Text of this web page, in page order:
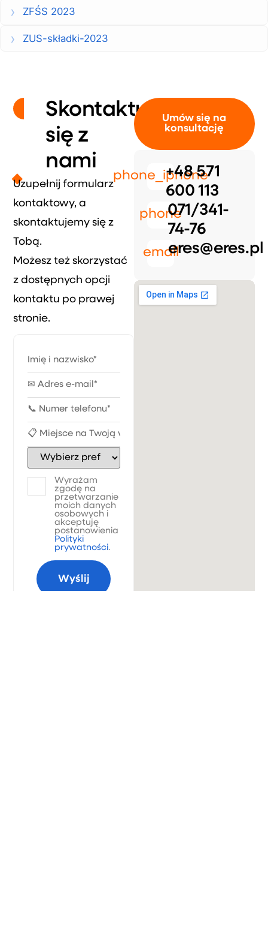
ZFŚS 2023
ZUS-składki-2023
Skontaktuj
się z
nami
Uzupełnij formularz
kontaktowy, a
skontaktujemy się z
Tobą.
Możesz też skorzystać
z dostępnych opcji
kontaktu po prawej
stronie.
Wyrażam
zgodę na
przetwarzanie
moich danych
osobowych i
akceptuję
postanowienia
Polityki
prywatności.
Umów się na
konsultację
phone_iphone
+48 571
600 113
phone071/341-
74-76
emaileres@eres.pl